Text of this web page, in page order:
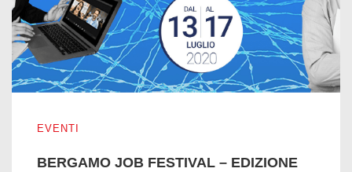
EVENTI
BERGAMO JOB FESTIVAL – EDIZIONE